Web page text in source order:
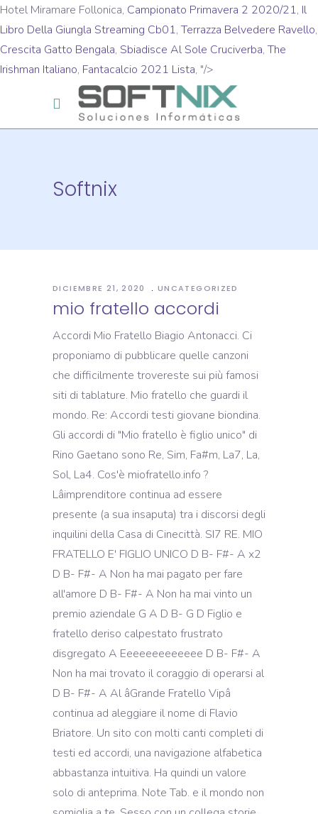
Hotel Miramare Follonica, Campionato Primavera 2 2020/21, Il
Libro Della Giungla Streaming Cb01,Terrazza Belvedere Ravello,
Crescita Gatto Bengala, Sbiadisce Al Sole Cruciverba,The
Irishman Italiano, Fantacalcio 2021 Lista, "/>
Softnix
DICIEMBRE 21, 2020 UNCATEGORIZED
mio fratello accordi
Accordi Mio Fratello Biagio Antonacci. Ci
proponiamo di pubblicare quelle canzoni
che difficilmente trovereste sui più famosi
siti di tablature. Mio fratello che guardi il
mondo. Re: Accordi testi giovane biondina.
Gli accordi di "Mio fratello è figlio unico" di
Rino Gaetano sono Re, Sim, Fa#m, La7, La,
Sol, La4. Cos'è miofratello.info ?
Lâimprenditore continua ad essere
presente (a sua insaputa) tra i discorsi degli
inquilini della Casa di Cinecittà. SI7 RE. MIO
FRATELLO E' FIGLIO UNICO D B- F#- A x2
D B- F#- A Non ha mai pagato per fare
all'amore D B- F#- A Non ha mai vinto un
premio aziendale G A D B- G D Figlio e
fratello deriso calpestato frustrato
disgregato A Eeeeeeeeeeeee D B- F#- A
Non ha mai trovato il coraggio di operarsi al
D B- F#- A Al âGrande Fratello Vipâ
continua ad aleggiare il nome di Flavio
Briatore. Un sito con molti canti completi di
testi ed accordi, una navigazione alfabetica
abbastanza intuitiva. Ha quindi un valore
solo di anteprima. Note Tab. e il mondo non